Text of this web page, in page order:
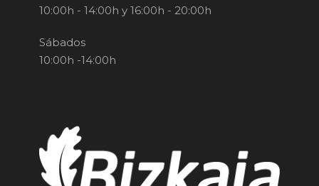
10:00h - 14:00h y 16:00h - 20:00h
Sábados
10:00h -14:00h